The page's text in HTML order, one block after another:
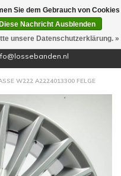
(0)
W222 A2224013300 FELGE
Sie dem Gebrauch von Cookies
Diese Nachricht Ausblenden
unsere Datenschutzerklärung. »